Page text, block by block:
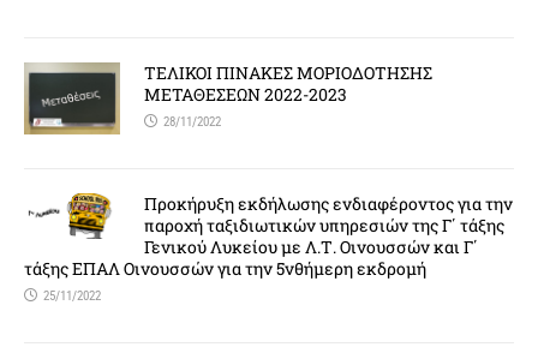
ΤΕΛΙΚΟΙ ΠΙΝΑΚΕΣ ΜΟΡΙΟΔΟΤΗΣΗΣ
ΜΕΤΑΘΕΣΕΩΝ 2022-2023
28/11/2022
Προκήρυξη εκδήλωσης ενδιαφέροντος για την
παροχή ταξιδιωτικών υπηρεσιών της Γ΄ τάξης
Γενικού Λυκείου με Λ.Τ. Οινουσσών και Γ΄
τάξης ΕΠΑΛ Οινουσσών για την 5νθήμερη εκδρομή
25/11/2022